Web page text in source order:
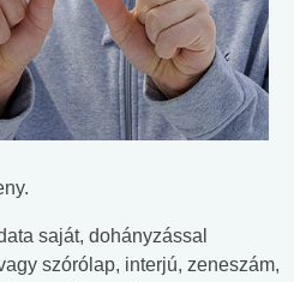
saját, dohányzással
szórólap, interjú, zeneszám,